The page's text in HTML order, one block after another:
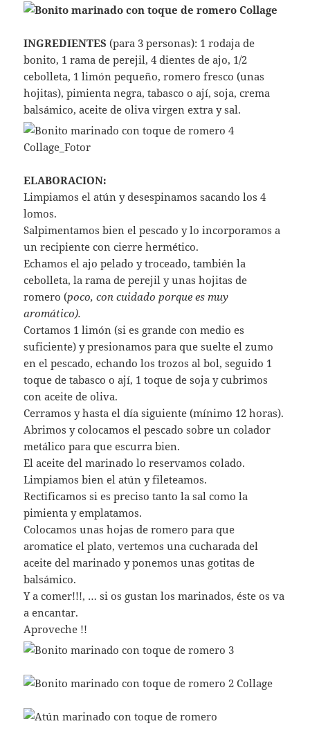
INGREDIENTES (para 3 personas): 1 rodaja de
bonito, 1 rama de perejil, 4 dientes de ajo, 1/2
cebolleta, 1 limón pequeño, romero fresco (unas
hojitas), pimienta negra, tabasco o ají, soja, crema
balsámico, aceite de oliva virgen extra y sal.
ELABORACION:
Limpiamos el atún y desespinamos sacando los 4
lomos.
Salpimentamos bien el pescado y lo incorporamos a
un recipiente con cierre hermético.
Echamos el ajo pelado y troceado, también la
cebolleta, la rama de perejil y unas hojitas de
romero (poco, con cuidado porque es muy
aromático).
Cortamos 1 limón (si es grande con medio es
suficiente) y presionamos para que suelte el zumo
en el pescado, echando los trozos al bol, seguido 1
toque de tabasco o ají, 1 toque de soja y cubrimos
con aceite de oliva.
Cerramos y hasta el día siguiente (mínimo 12 horas).
Abrimos y colocamos el pescado sobre un colador
metálico para que escurra bien.
El aceite del marinado lo reservamos colado.
Limpiamos bien el atún y fileteamos.
Rectificamos si es preciso tanto la sal como la
pimienta y emplatamos.
Colocamos unas hojas de romero para que
aromatice el plato, vertemos una cucharada del
aceite del marinado y ponemos unas gotitas de
balsámico.
Y a comer!!!, … si os gustan los marinados, éste os va
a encantar.
Aproveche !!